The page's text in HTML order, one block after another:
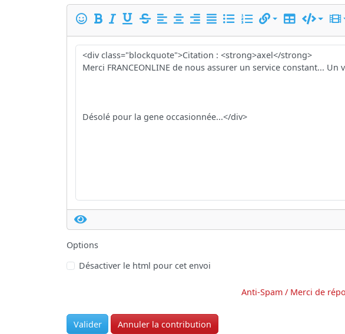
Options
Désactiver le html pour cet envoi
Anti-Spam / Merci de